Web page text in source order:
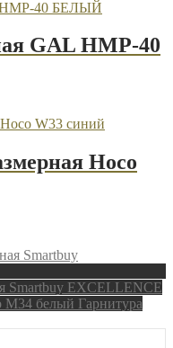
GAL HMP-40
Hoco
Smartbuy EXCELLENCE
Гарнитура